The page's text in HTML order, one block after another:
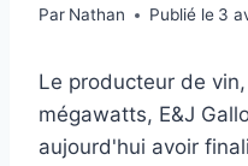
Par Nathan Publié le 3
Le producteur de
mégawatts, E&J
aujourd'hui avoir